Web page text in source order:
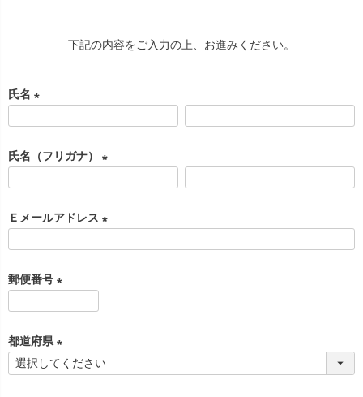
下記の内容をご入力の上、お進みください。
氏名
須
氏名（フリガナ）
須
Ｅメールアドレス
郵便番号
須
)
都道府県
(